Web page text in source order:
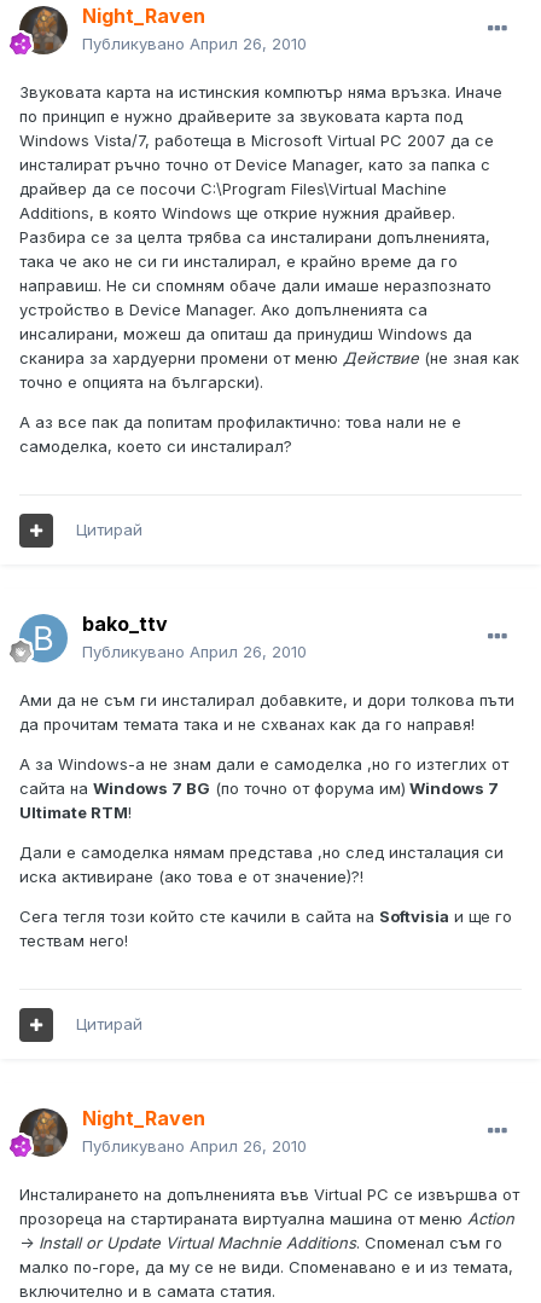
Night_Raven
Публикувано Април 26, 2010
Звуковата карта на истинския компютър няма връзка. Иначе
по принцип е нужно драйверите за звуковата карта под
Windows Vista/7, работеща в Microsoft Virtual PC 2007 да се
инсталират ръчно точно от Device Manager, като за папка с
драйвер да се посочи C:\Program Files\Virtual Machine
Additions, в която Windows ще открие нужния драйвер.
Разбира се за целта трябва са инсталирани допълненията,
така че ако не си ги инсталирал, е крайно време да го
направиш. Не си спомням обаче дали имаше неразпознато
устройство в Device Manager. Ако допълненията са
инсалирани, можеш да опиташ да принудиш Windows да
сканира за хардуерни промени от меню Действие (не зная как
точно е опцията на български).
А аз все пак да попитам профилактично: това нали не е
самоделка, което си инсталирал?
Цитирай
bako_ttv
Публикувано Април 26, 2010
Ами да не съм ги инсталирал добавките, и дори толкова пъти
да прочитам темата така и не схванах как да го направя!
А за Windows-а не знам дали е самоделка ,но го изтеглих от
сайта на Windows 7 BG (по точно от форума им) Windows 7
Ultimate RTM!
Дали е самоделка нямам представа ,но след инсталация си
иска активиране (ако това е от значение)?!
Сега тегля този който сте качили в сайта на Softvisia и ще го
тествам него!
Цитирай
Night_Raven
Публикувано Април 26, 2010
Инсталирането на допълненията във Virtual PC се извършва от
прозореца на стартираната виртуална машина от меню Action
-> Install or Update Virtual Machnie Additions. Споменал съм го
малко по-горе, да му се не види. Споменавано е и из темата,
включително и в самата статия.